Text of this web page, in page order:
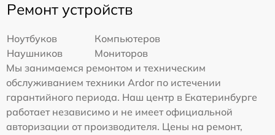
Ремонт устройств
Ноутбуков
Компьютеров
Наушников
Мониторов
Мы занимаемся ремонтом и техническим
обслуживанием техники Ardor по истечении
гарантийного периода. Наш центр в Екатеринбурге
работает независимо и не имеет официальной
авторизации от производителя. Цены на ремонт,